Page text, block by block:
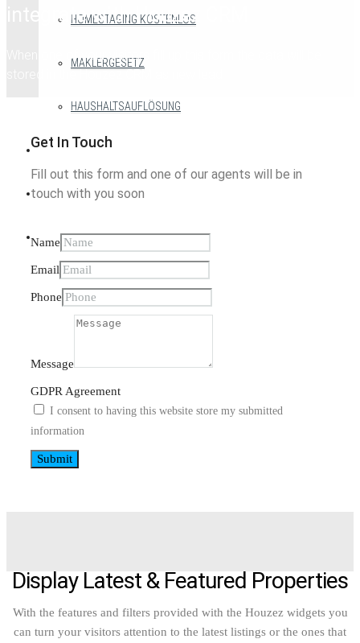
HOMESTAGING KOSTENLOS
MAKLERGESETZ
HAUSHALTSAUFLÖSUNG
BLOG
PORTRÄT
KONTAKT
integrate with Houzez CRM
When one of your visitors fill up this form the data will be
stored in the Houzez CRM as new lead
Get In Touch
Fill out this form and one of our agents will be in
touch with you soon
Name
Email
Phone
Message
GDPR Agreement
I consent to having this website store my submitted
information
Submit
Display Latest & Featured Properties
With the features and filters provided with the Houzez widgets you
can turn your visitors attention to the latest listings or the ones that